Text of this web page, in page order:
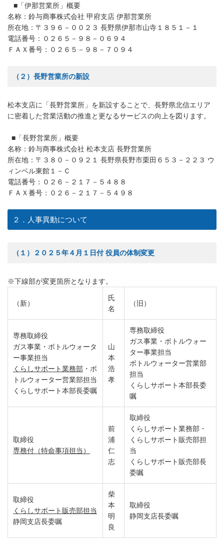
■「伊那営業所」概要
名称：鈴与商事株式会社 甲府支店 伊那営業所
所在地：〒３９６－００２３ 長野県伊那市山寺１８５１－１
電話番号：０２６５－９８－０６９４
ＦＡＸ番号：０２６５－９８－７０９４
（２）長野営業所の新設
松本支店に「長野営業所」を新設することで、長野県北信エリア
に密着した営業活動の推進と更なるサービスの向上を図ります。
■「長野営業所」概要
名称：鈴与商事株式会社 松本支店 長野営業所
所在地：〒３８０－０９２１ 長野県長野市栗田６５３－２２３ ウ
ィンベル東館１－Ｃ
電話番号：０２６－２１７－５４８８
ＦＡＸ番号：０２６－２１７－５４９８
２．人事異動について
（１）２０２５年４月１日付 役員の体制変更
※下線部が変更箇所となります。
（新）
氏
名
（旧）
専務取締役
ガス事業・ボトルウォータ
ー事業担当
くらしサポート業務部 ・ボ
トルウォーター営業部担当
くらしサポート本部長委嘱
山
本
浩
孝
専務取締役
ガス事業・ボトルウォー
ター事業担当
ボトルウォーター営業部
担当
くらしサポート本部長委
嘱
取締役
専務付（特命事項担当）
前
浦
仁
志
取締役
くらしサポート業務部・
くらしサポート販売部担
当
くらしサポート販売部長
委嘱
取締役
くらしサポート販売部担当
静岡支店長委嘱
柴
本
明
良
取締役
静岡支店長委嘱